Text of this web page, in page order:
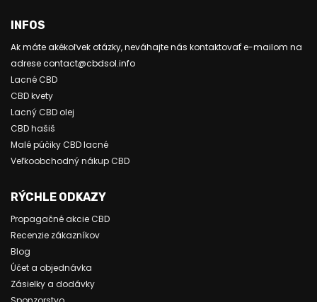
INFOS
Ak máte akékoľvek otázky, neváhajte nás kontaktovať e-mailom na
adrese contact@cbdsol.info
Lacné CBD
CBD kvety
Lacný CBD olej
CBD hašiš
Malé púčiky CBD lacné
Veľkoobchodný nákup CBD
RÝCHLE ODKAZY
Propagačné akcie CBD
Recenzie zákazníkov
Blog
Účet a objednávka
Zásielky a dodávky